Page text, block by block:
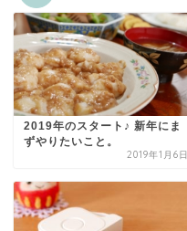
2019年のスタート♪ 新年にま
ずやりたいこと。
2019年1月6日